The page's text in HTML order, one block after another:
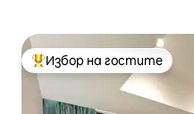
Най-популярен избор на
Избор на гостите